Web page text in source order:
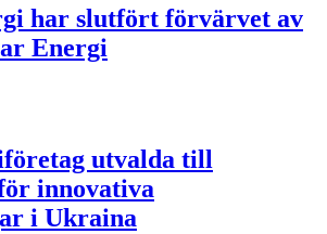
har slutfört förvärvet av
Energi
utvalda till
innovativa
i Ukraina